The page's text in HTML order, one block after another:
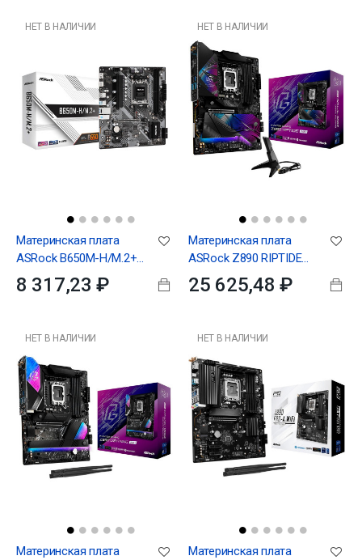
НЕТ В НАЛИЧИИ
Материнская плата
ASRock B650M-H/M.2+,
Socket AM5, AMD B650,
2xDDR5-5200, HDMI+DP,
8 317,23 ₽
НЕТ В НАЛИЧИИ
Материнская плата
ASRock Z890 RIPTIDE
WIFI, RTL
25 625,48 ₽
НЕТ В НАЛИЧИИ
Материнская плата
НЕТ В НАЛИЧИИ
Материнская плата